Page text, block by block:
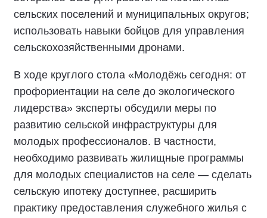
сельских поселений и муниципальных округов;
использовать навыки бойцов для управления
сельскохозяйственными дронами.
В ходе круглого стола «Молодёжь сегодня: от
профориентации на селе до экологического
лидерства» эксперты обсудили меры по
развитию сельской инфраструктуры для
молодых профессионалов. В частности,
необходимо развивать жилищные программы
для молодых специалистов на селе — сделать
сельскую ипотеку доступнее, расширить
практику предоставления служебного жилья с